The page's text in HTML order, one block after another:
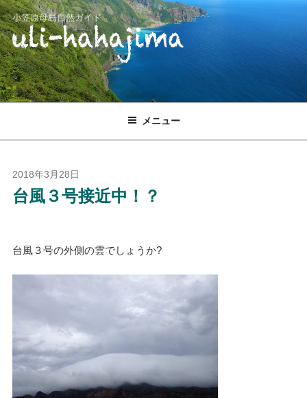
コ
ン
テ
ン
ツ
へ
ス
ッ
小笠原母島自然ガイド
メニュー
投
稿
日:
2018年3月28日
台風３号接近中！？
台風３号の外側の雲でしょうか?